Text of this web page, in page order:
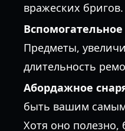
вражеских бригов.
Предметы,
длительность
Абордажное
быть вашим
Хотя оно